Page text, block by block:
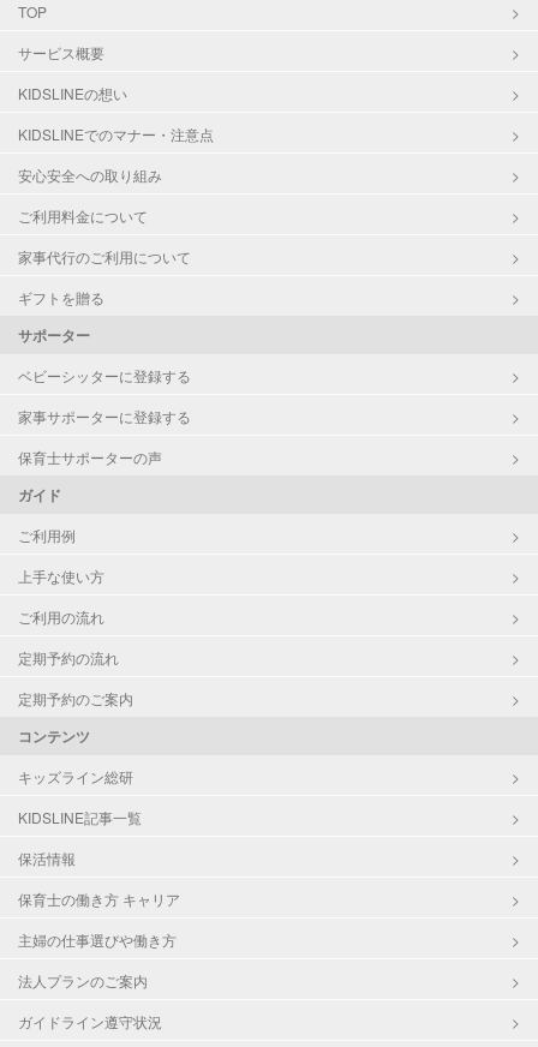
TOP
サービス概要
KIDSLINEの想い
KIDSLINEでのマナー・注意点
安心安全への取り組み
ご利用料金について
家事代行のご利用について
ギフトを贈る
サポーター
ベビーシッターに登録する
家事サポーターに登録する
保育士サポーターの声
ガイド
ご利用例
上手な使い方
ご利用の流れ
定期予約の流れ
定期予約のご案内
コンテンツ
キッズライン総研
KIDSLINE記事一覧
保活情報
保育士の働き方 キャリア
主婦の仕事選びや働き方
法人プランのご案内
ガイドライン遵守状況